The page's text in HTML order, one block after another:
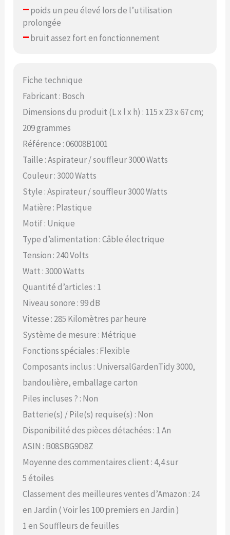
–poids un peu élevé lors de l’utilisation
prolongée
–bruit assez fort en fonctionnement
Fiche technique
Fabricant : Bosch
Dimensions du produit (L x l x h) : 115 x 23 x 67 cm;
209 grammes
Référence : 06008B1001
Taille : Aspirateur / souffleur 3000 Watts
Couleur : 3000 Watts
Style : Aspirateur / souffleur 3000 Watts
Matière : Plastique
Motif : Unique
Type d’alimentation : Câble électrique
Tension : 240 Volts
Watt : 3000 Watts
Quantité d’articles : 1
Niveau sonore : 99 dB
Vitesse : 285 Kilomètres par heure
Système de mesure : Métrique
Fonctions spéciales : Flexible
Composants inclus : UniversalGardenTidy 3000,
bandoulière, emballage carton
Piles incluses ? : Non
Batterie(s) / Pile(s) requise(s) : Non
Disponibilité des pièces détachées : 1 An
ASIN : B08SBG9D8Z
Moyenne des commentaires client : 4,4 sur
5 étoiles
Classement des meilleures ventes d’Amazon : 24
en Jardin ( Voir les 100 premiers en Jardin )
1 en Souffleurs de feuilles